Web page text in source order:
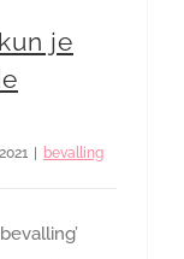
je
bevalling